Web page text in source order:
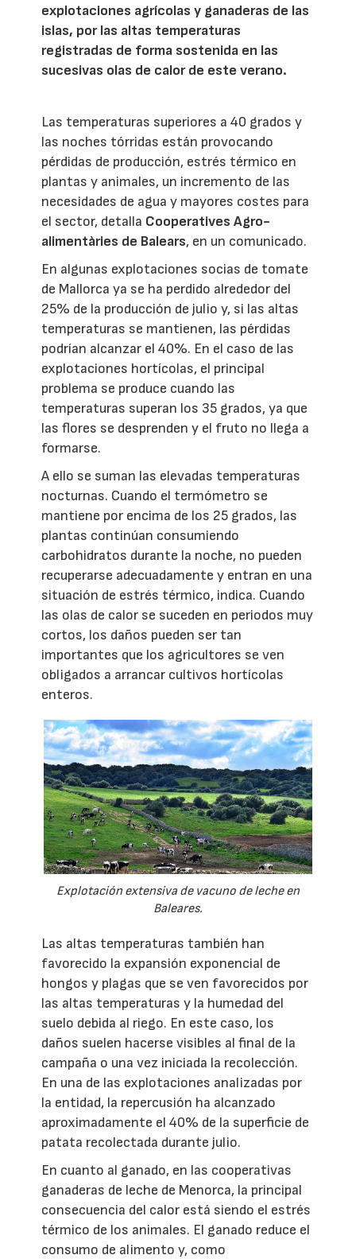
explotaciones agrícolas y ganaderas de las
islas, por las altas temperaturas
registradas de forma sostenida en las
sucesivas olas de calor de este verano.
Las temperaturas superiores a 40 grados y
las noches tórridas están provocando
pérdidas de producción, estrés térmico en
plantas y animales, un incremento de las
necesidades de agua y mayores costes para
el sector, detalla Cooperatives Agro-
alimentàries de Balears, en un comunicado.
En algunas explotaciones socias de tomate
de Mallorca ya se ha perdido alrededor del
25% de la producción de julio y, si las altas
temperaturas se mantienen, las pérdidas
podrían alcanzar el 40%. En el caso de las
explotaciones hortícolas, el principal
problema se produce cuando las
temperaturas superan los 35 grados, ya que
las flores se desprenden y el fruto no llega a
formarse.
A ello se suman las elevadas temperaturas
nocturnas. Cuando el termómetro se
mantiene por encima de los 25 grados, las
plantas continúan consumiendo
carbohidratos durante la noche, no pueden
recuperarse adecuadamente y entran en una
situación de estrés térmico, indica. Cuando
las olas de calor se suceden en periodos muy
cortos, los daños pueden ser tan
importantes que los agricultores se ven
obligados a arrancar cultivos hortícolas
enteros.
Explotación extensiva de vacuno de leche en
Baleares.
Las altas temperaturas también han
favorecido la expansión exponencial de
hongos y plagas que se ven favorecidos por
las altas temperaturas y la humedad del
suelo debida al riego. En este caso, los
daños suelen hacerse visibles al final de la
campaña o una vez iniciada la recolección.
En una de las explotaciones analizadas por
la entidad, la repercusión ha alcanzado
aproximadamente el 40% de la superficie de
patata recolectada durante julio.
En cuanto al ganado, en las cooperativas
ganaderas de leche de Menorca, la principal
consecuencia del calor está siendo el estrés
térmico de los animales. El ganado reduce el
consumo de alimento y, como